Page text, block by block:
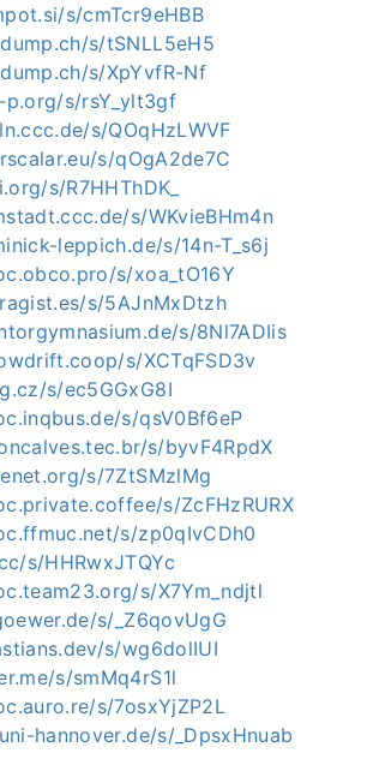
s/cmTcr9eHBB
s/tSNLL5eH5
s/XpYvfR-Nf
s/rsY_ylt3gf
s/QOqHzLWVF
s/qOgA2de7C
s/R7HHThDK_
s/WKvieBHm4n
leppich.de/s/14n-T_s6j
s/xoa_tO16Y
s/5AJnMxDtzh
s/8Nl7ADIis
s/XCTqFSD3v
s/ec5GGxG8I
s/qsV0Bf6eP
s/byvF4RpdX
s/7ZtSMzlMg
s/ZcFHzRURX
s/zp0qIvCDh0
s/HHRwxJTQYc
s/X7Ym_ndjtl
s/_Z6qovUgG
s/wg6dolIUI
s/smMq4rS1l
s/7osxYjZP2L
hannover.de/s/_DpsxHnuab